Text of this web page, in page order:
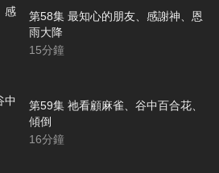
第58集 最知心的朋友、感謝神、恩
雨大降
15分鐘
第59集 祂看顧麻雀、谷中百合花、
傾倒
16分鐘